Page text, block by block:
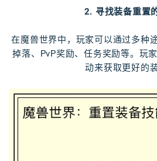
2. 寻找装备重置
在魔兽世界中，玩家可以通过多种
掉落、PvP奖励、任务奖励等。玩
动来获取更好的装